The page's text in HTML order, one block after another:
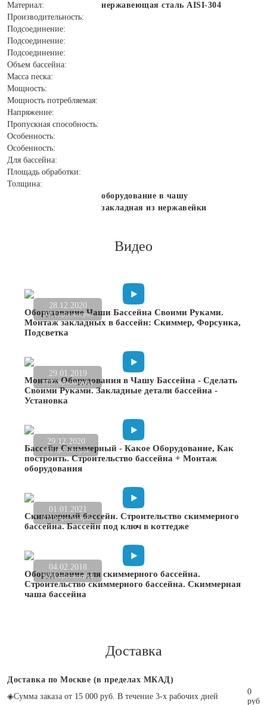
Материал:
нержавеющая сталь AISI-304
Производительность:
Подсоединение:
Подсоединение:
Подсоединение:
Объем бассейна:
Масса песка:
Мощность:
Мощность потребляемая:
Напряжение:
Пропускная способность:
Особенность:
Особенность:
Для бассейна:
Площадь обработки:
Толщина:
оборудование в чашу
закладная из нержавейки
Видео
28.12.2020
2022 просмотров
Оборудование Чаши Бассейна Своими Руками.
Монтаж закладных в бассейн: Скиммер, Форсунка,
Подсветка
29.01.2019
3197 просмотров
Монтаж Оборудования в Чашу Бассейна - Сделать
Своими Руками. Закладные детали бассейна -
Установка
29.12.2020
681 просмотров
Бассейн Скиммерный - Какое Оборудование, Как
построить. Строительство бассейна + Монтаж
оборудования
01.01.2021
1719 просмотров
Скиммерный бассейн. Строительство скиммерного
бассейна. Бассейн под ключ в коттедже
04.02.2018
9298 просмотров
Оборудование для скиммерного бассейна.
Строительство скиммерного бассейна. Скиммерная
чаша бассейна
Доставка
Доставка по Москве (в пределах МКАД)
◈Сумма заказа от 15 000 руб. В течение 3-х рабочих дней
0
руб